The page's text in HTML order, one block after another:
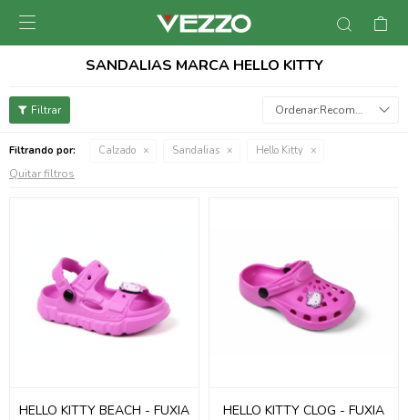

SANDALIAS MARCA HELLO KITTY
Recomendados
Filtrando por: Calzado Sandalias Hello Kitty
Quitar filtros
HELLO KITTY BEACH - FUXIA HELLO KITTY CLOG - FUXIA